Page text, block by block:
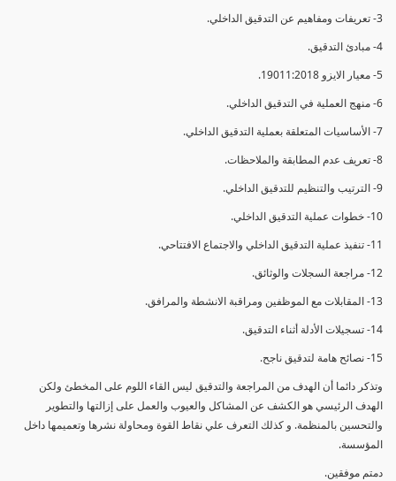
3- تعريفات ومفاهيم عن التدقيق الداخلي.
4- مبادئ التدقيق.
5- معيار الايزو 19011:2018.
6- منهج العملية في التدقيق الداخلي.
7- الأساسيات المتعلقة بعملية التدقيق الداخلي.
8- تعريف عدم المطابقة والملاحظات.
9- الترتيب والتنظيم للتدقيق الداخلي.
10- خطوات عملية التدقيق الداخلي.
11- تنفيذ عملية التدقيق الداخلي والاجتماع الافتتاحي.
12- مراجعة السجلات والوثائق.
13- المقابلات مع الموظفين ومراقبة الانشطة والمرافق.
14- تسجيلات الأدلة أثناء التدقيق.
15- نصائح هامة لتدقيق ناجح.
وتذكر دائما أن الهدف من المراجعة والتدقيق ليس القاء اللوم على المخطئ ولكن
الهدف الرئيسي هو الكشف عن المشاكل والعيوب والعمل على إزالتها والتطوير
والتحسين بالمنظمة. و كذلك التعرف علي نقاط القوة ومحاولة نشرها وتعميمها داخل
المؤسسة.
دمتم موفقين.